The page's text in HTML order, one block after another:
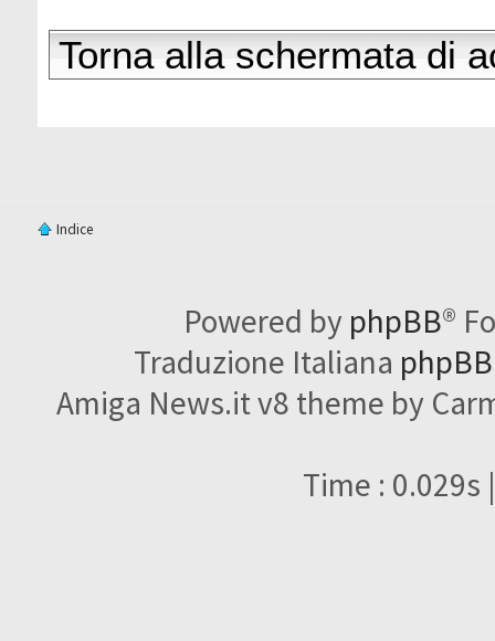
Torna alla schermata di
Indice
Powered by phpBB®
Traduzione Italiana
Amiga News.it v8 theme by
Time : 0.029s